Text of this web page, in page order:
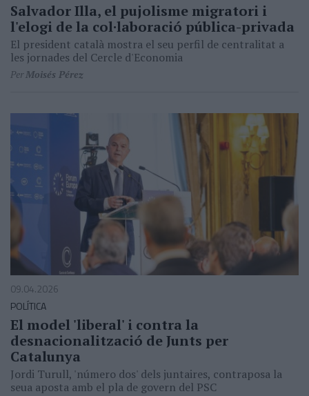
Salvador Illa, el pujolisme migratori i
l'elogi de la col·laboració pública-privada
El president català mostra el seu perfil de centralitat a
les jornades del Cercle d'Economia
PerMoisés Pérez
09.04.2026
POLÍTICA
El model 'liberal' i contra la
desnacionalització de Junts per
Catalunya
Jordi Turull, 'número dos' dels juntaires, contraposa la
seua aposta amb el pla de govern del PSC